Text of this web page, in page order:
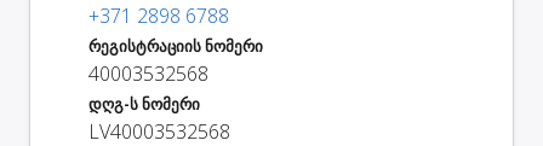
+371 2898 6788
რეგისტრაციის ნომერი
40003532568
დღგ-ს ნომერი
LV40003532568